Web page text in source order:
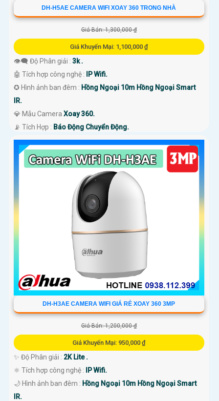
DH-H5AE CAMERA WIFI XOAY 360 TRONG NHÀ
Giá Bán: 1,300,000 ₫
Giá Khuyến Mại: 1,100,000 ₫
👁️‍🗨 Độ Phân giải : 3k .
🤖️ Tích hợp công nghệ : IP Wifi.
✪ Hình ảnh ban đêm : Hồng Ngoại 10m Hồng Ngoại Smart
IR.
💎 Mẫu Camera Xoay 360.
️📡 Tích Hợp : Báo Động Chuyển Động.
DH-H3AE CAMERA WIFI GIÁ RẺ XOAY 360 3MP
Giá Bán: 1,200,000 ₫
Giá Khuyến Mại: 950,000 ₫
✨ Độ Phân giải : 2K Lite .
⚛️ Tích hợp công nghệ : IP Wifi.
🌙 Hình ảnh ban đêm : Hồng Ngoại 10m Hồng Ngoại Smart
IR.